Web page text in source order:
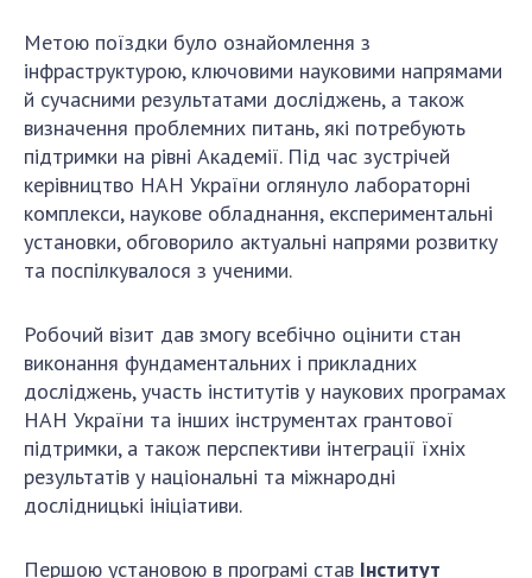
науковими приладами НАН України
Оцінювання ефективності діяльності
наукових установ
Конкурси наукових досліджень НАН України
Відкрита наука в НАН України
Підготовка наукових кадрів
Робота з молоддю
МІЖНАРОДНЕ СПІВРОБІТНИЦТВО
Членство в міжнародних організаціях
Міжнародні угоди
Міжнародні програми та конкурси
ДОКУМЕНТИ
Метою поїздки було ознайомлення з
інфраструктурою, ключовими науковими напрямами
й сучасними результатами досліджень, а також
визначення проблемних питань, які потребують
підтримки на рівні Академії. Під час зустрічей
керівництво НАН України оглянуло лабораторні
комплекси, наукове обладнання, експериментальні
установки, обговорило актуальні напрями розвитку
та поспілкувалося з ученими.
Робочий візит дав змогу всебічно оцінити стан
виконання фундаментальних і прикладних
досліджень, участь інститутів у наукових програмах
НАН України та інших інструментах грантової
підтримки, а також перспективи інтеграції їхніх
результатів у національні та міжнародні
дослідницькі ініціативи.
Першою установою в програмі став Інститут